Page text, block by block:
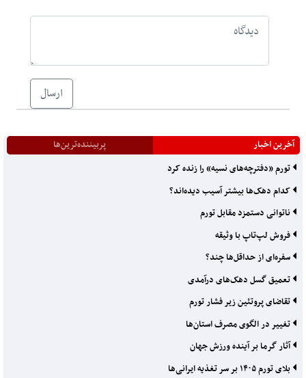
ارسال
آخرین اخبار
پربیننده‌ترین‌ها
تورم «دفترچه‌های نسیه» را زنده کرد
کدام دهک‌ها بیشتر آسیب دیده‌اند؟
ناتوانی دستمزد مقابل تورم
فروش لپ‌تاپ با وثیقه
سفره‌ای از حداقل‌ها چند؟
تعمیق گسل دهک‌های درآمدی
تقاضای پروتئین زیر فشار تورم
تغییر در الگوی مصرف استان‌ها
آثار گرما بر آینده ورزش جهان
بلای تورم ۱۴۰۵ بر سر تغذیه ایرانی‌ها